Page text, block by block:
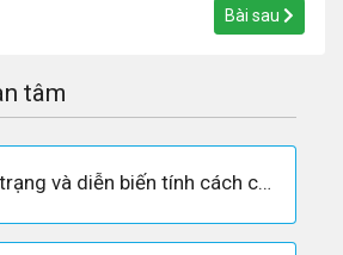
Bài sau
tâm
Phân tích tâm trạng và diễn biến tính cách của Vũ Như Tô và Đan Thiềm